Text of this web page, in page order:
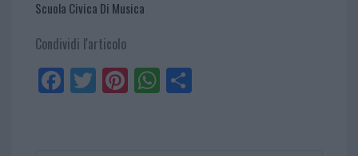
Scuola Civica Di Musica
Condividi l'articolo
Fa
ce
Tw
itt
Pi
nt
W
ha
Sh